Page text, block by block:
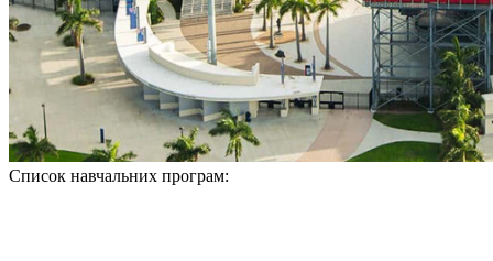
Список навчальних програм: